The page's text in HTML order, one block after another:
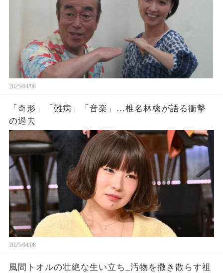
2025/04/08
「奇形」「難病」「音楽」…椎名林檎が語る衝撃
の過去
2025/04/08
風間トオルの壮絶な生い立ち_汚物を撒き散らす祖